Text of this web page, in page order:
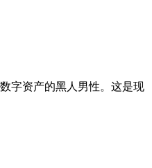
字资产的黑人男性。这是现